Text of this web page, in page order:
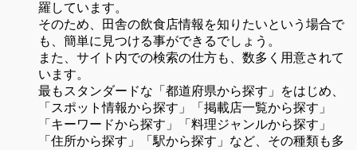
羅しています。
そのため、田舎の飲食店情報を知りたいという場合で
も、簡単に見つける事ができるでしょう。
また、サイト内での検索の仕方も、数多く用意されて
います。
最もスタンダードな「都道府県から探す」をはじめ、
「スポット情報から探す」「掲載店一覧から探す」
「キーワードから探す」「料理ジャンルから探す」
「住所から探す」「駅から探す」など、その種類も多